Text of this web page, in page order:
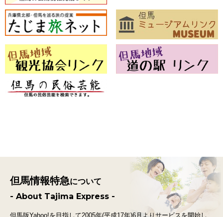
但馬情報特急について
- About Tajima Express -
但馬版Yahoo!を目指して2005年(平成17年)6月よりサービスを開始し